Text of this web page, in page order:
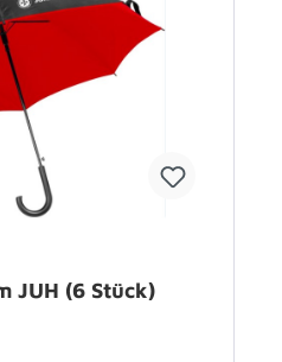
JUH (6 Stück)